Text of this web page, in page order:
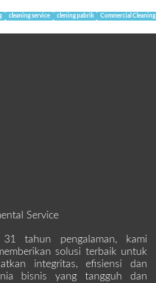
cleaning service clening pabrik Commercial Cleaning
Service
tahun pengalaman, kami
solusi terbaik untuk
integritas, efisiensi dan
bisnis yang tangguh dan